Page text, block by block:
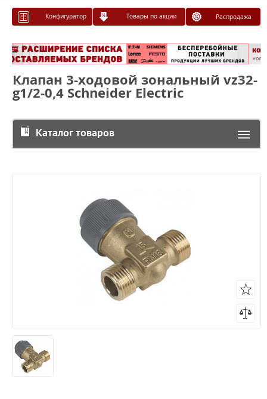
Конфигуратор Товары по акции Распродажа
Клапан 3-ходовой зональный vz32-
g1/2-0,4 Schneider Electric
Каталог товаров